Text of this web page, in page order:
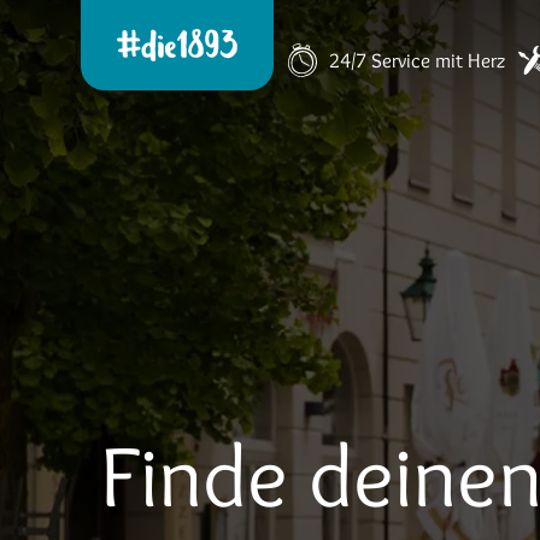
24/7 Service mit Herz
Finde